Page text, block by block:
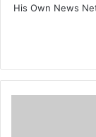
His Own News